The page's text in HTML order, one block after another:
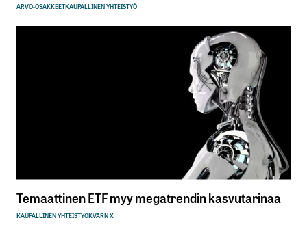
ARVO-OSAKKEETKAUPALLINEN YHTEISTYÖ
Temaattinen ETF myy megatrendin kasvutarinaa
KAUPALLINEN YHTEISTYÖKVARN X